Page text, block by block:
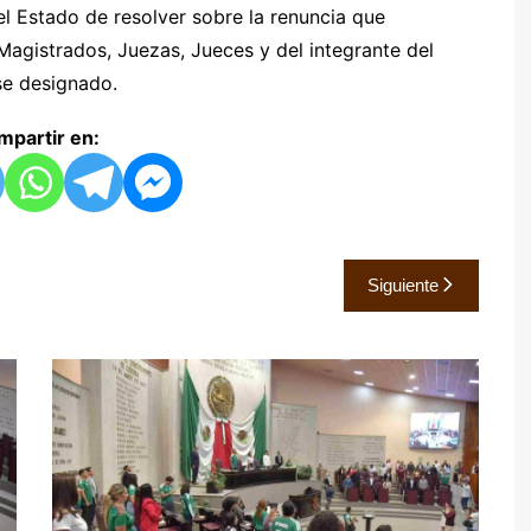
Estado de resolver sobre la renuncia que
Juezas, Jueces y del integrante del
designado.
en:
Siguiente